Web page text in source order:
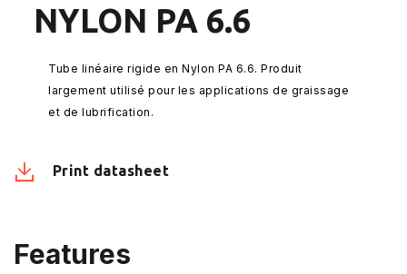
NYLON PA 6.6
Tube linéaire rigide en Nylon PA 6.6. Produit
largement utilisé pour les applications de graissage
et de lubrification.
Print datasheet
Features